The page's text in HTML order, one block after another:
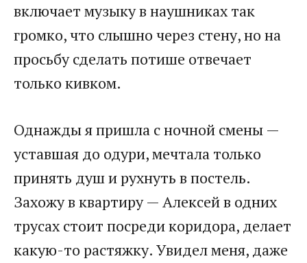
включает музыку в наушниках так
громко, что слышно через стену, но на
просьбу сделать потише отвечает
только кивком.
Однажды я пришла с ночной смены —
уставшая до одури, мечтала только
принять душ и рухнуть в постель.
Захожу в квартиру — Алексей в одних
трусах стоит посреди коридора, делает
какую-то растяжку. Увидел меня, даже